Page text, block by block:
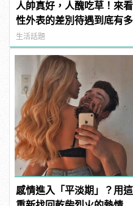
人帥真好，人醜吃草！來
性外表的差別待遇到底有
生活話題
感情進入「平淡期」？用